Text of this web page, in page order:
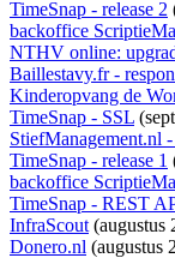
TimeSnap - release 2
backoffice
NTHV online:
Baillestavy.fr -
Kinderopvang de
TimeSnap - SSL
StiefManagement.nl
TimeSnap - release 1
backoffice
TimeSnap - REST
InfraScout(augustus
Donero.nl (augustus